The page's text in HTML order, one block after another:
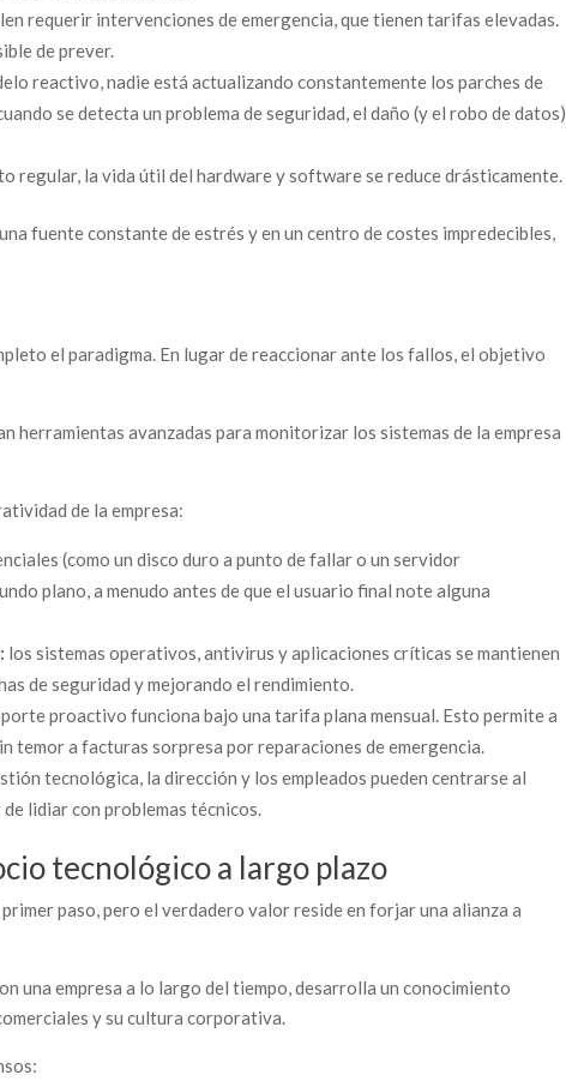
requerir intervenciones de emergencia, que tienen tarifas elevadas.
de prever.
reactivo, nadie está actualizando constantemente los parches de
se detecta un problema de seguridad, el daño (y el robo de datos)
regular, la vida útil del hardware y software se reduce drásticamente.
fuente constante de estrés y en un centro de costes impredecibles,
el paradigma. En lugar de reaccionar ante los fallos, el objetivo
herramientas avanzadas para monitorizar los sistemas de la empresa
de la empresa:
(como un disco duro a punto de fallar o un servidor
plano, a menudo antes de que el usuario final note alguna
los sistemas operativos, antivirus y aplicaciones críticas se mantienen
de seguridad y mejorando el rendimiento.
proactivo funciona bajo una tarifa plana mensual. Esto permite a
temor a facturas sorpresa por reparaciones de emergencia.
tecnológica, la dirección y los empleados pueden centrarse al
lidiar con problemas técnicos.
tecnológico a largo plazo
paso, pero el verdadero valor reside en forjar una alianza a
una empresa a lo largo del tiempo, desarrolla un conocimiento
y su cultura corporativa.